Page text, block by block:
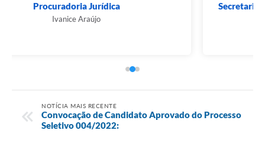
Secretaria Municipal de Infraestrutura, Trânsito...
Tamires Queiroz Simões Clementino
NOTÍCIA MAIS RECENTE
Convocação de Candidato Aprovado do Processo
Seletivo 004/2022: